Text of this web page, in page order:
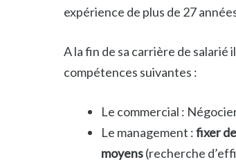
expérience de plus de 27
A la fin de sa carrière de
compétences suivantes :
Le commercial :
Le management :fixer
moyens(recherche